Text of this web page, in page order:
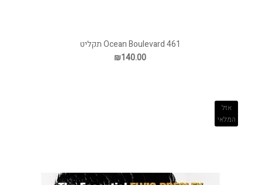
461 Ocean Boulevard תקליט
₪140.00
אזל
המלאי